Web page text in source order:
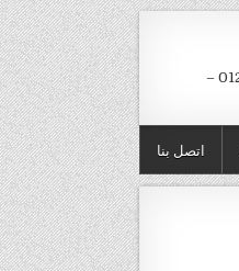
01211116954 – 01211116956 – 01221696797 –
اتصل بنا